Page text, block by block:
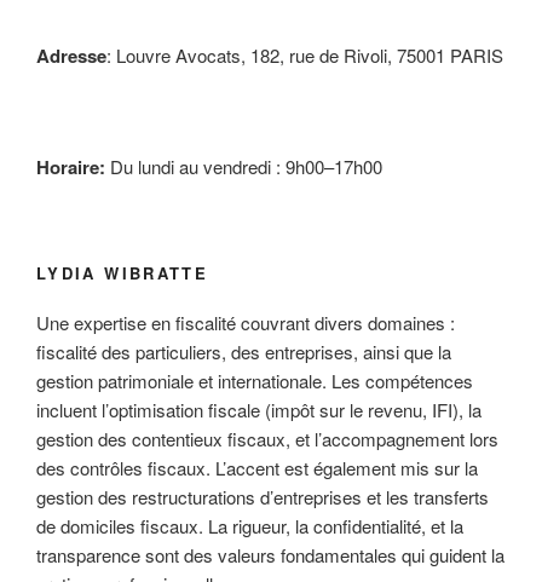
Adresse: Louvre Avocats, 182, rue de Rivoli, 75001 PARIS
Horaire: Du lundi au vendredi : 9h00–17h00
LYDIA WIBRATTE
Une expertise en fiscalité couvrant divers domaines :
fiscalité des particuliers, des entreprises, ainsi que la
gestion patrimoniale et internationale. Les compétences
incluent l’optimisation fiscale (impôt sur le revenu, IFI), la
gestion des contentieux fiscaux, et l’accompagnement lors
des contrôles fiscaux. L’accent est également mis sur la
gestion des restructurations d’entreprises et les transferts
de domiciles fiscaux. La rigueur, la confidentialité, et la
transparence sont des valeurs fondamentales qui guident la